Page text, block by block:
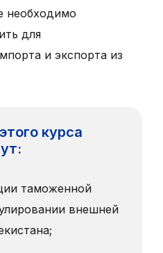
необходимо
для
и экспорта из
курса
таможенной
внешней